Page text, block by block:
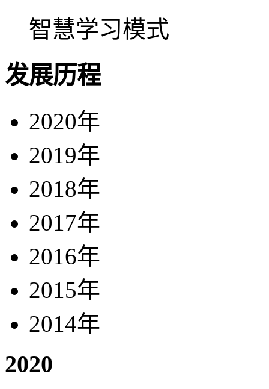
智慧学习模式
发展历程
2020年
2019年
2018年
2017年
2016年
2015年
2014年
2020